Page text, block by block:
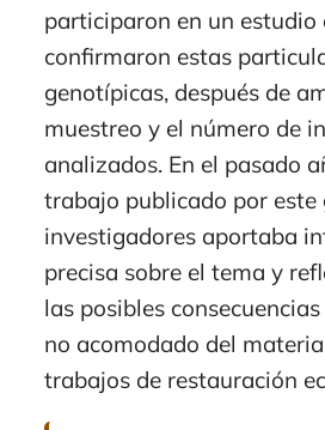
participaron en un estudio
confirmaron estas
genotípicas, después de
muestreo y el número de
analizados. En el pasado
trabajo publicado por este
investigadores aportaba
precisa sobre el tema y
las posibles
no acomodado del
trabajos de restauración